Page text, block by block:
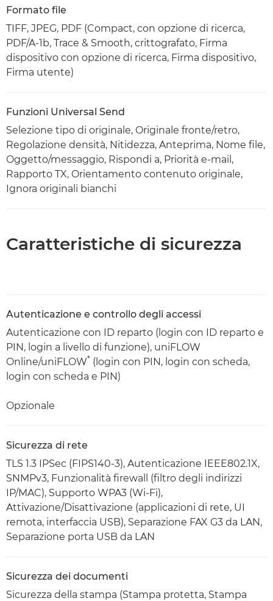
Formato file
TIFF, JPEG, PDF (Compact, con opzione di ricerca,
PDF/A-1b, Trace & Smooth, crittografato, Firma
dispositivo con opzione di ricerca, Firma dispositivo,
Firma utente)
Funzioni Universal Send
Selezione tipo di originale, Originale fronte/retro,
Regolazione densità, Nitidezza, Anteprima, Nome file,
Oggetto/messaggio, Rispondi a, Priorità e-mail,
Rapporto TX, Orientamento contenuto originale,
Ignora originali bianchi
Caratteristiche di sicurezza
Autenticazione e controllo degli accessi
Autenticazione con ID reparto (login con ID reparto e
PIN, login a livello di funzione), uniFLOW
Online/uniFLOW* (login con PIN, login con scheda,
login con scheda e PIN)
Opzionale
Sicurezza di rete
TLS 1.3 IPSec (FIPS140-3), Autenticazione IEEE802.1X,
SNMPv3, Funzionalità firewall (filtro degli indirizzi
IP/MAC), Supporto WPA3 (Wi-Fi),
Attivazione/Disattivazione (applicazioni di rete, UI
remota, interfaccia USB), Separazione FAX G3 da LAN,
Separazione porta USB da LAN
Sicurezza dei documenti
Sicurezza della stampa (Stampa protetta, Stampa